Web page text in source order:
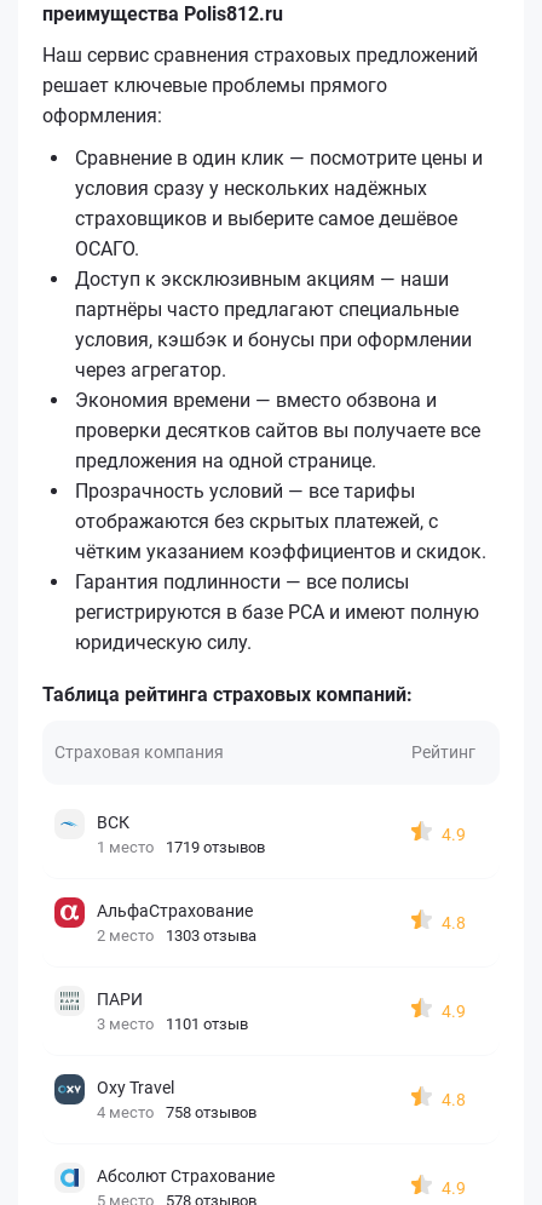
преимущества Polis812.ru
Наш сервис сравнения страховых предложений
решает ключевые проблемы прямого
оформления:
Сравнение в один клик — посмотрите цены и
условия сразу у нескольких надёжных
страховщиков и выберите самое дешёвое
ОСАГО.
Доступ к эксклюзивным акциям — наши
партнёры часто предлагают специальные
условия, кэшбэк и бонусы при оформлении
через агрегатор.
Экономия времени — вместо обзвона и
проверки десятков сайтов вы получаете все
предложения на одной странице.
Прозрачность условий — все тарифы
отображаются без скрытых платежей, с
чётким указанием коэффициентов и скидок.
Гарантия подлинности — все полисы
регистрируются в базе РСА и имеют полную
юридическую силу.
Таблица рейтинга страховых компаний:
Страховая компания Рейтинг
ВСК
1 место 1719 отзывов
4.9
АльфаСтрахование
2 место 1303 отзыва
4.8
ПАРИ
3 место 1101 отзыв
4.9
Oxy Travel
4 место 758 отзывов
4.8
Абсолют Страхование
5 место 578 отзывов
4.9